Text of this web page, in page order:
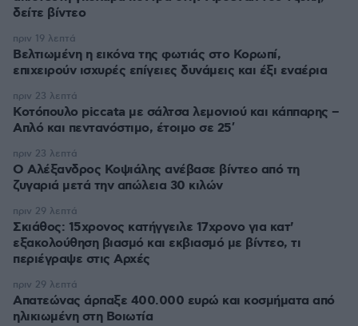
δείτε βίντεο
Βελτιωμένη η εικόνα της φωτιάς στο Κορωπί,
επιχειρούν ισχυρές επίγειες δυνάμεις και έξι εναέρια
πριν 19 λεπτά
Κοτόπουλο piccata με σάλτσα λεμονιού και κάππαρης –
Απλό και πεντανόστιμο, έτοιμο σε 25′
πριν 23 λεπτά
Ο Αλέξανδρος Κοψιάλης ανέβασε βίντεο από τη
ζυγαριά μετά την απώλεια 30 κιλών
πριν 23 λεπτά
Σκιάθος: 15χρονος κατήγγειλε 17χρονο για κατ'
εξακολούθηση βιασμό και εκβιασμό με βίντεο, τι
περιέγραψε στις Αρχές
πριν 29 λεπτά
Απατεώνας άρπαξε 400.000 ευρώ και κοσμήματα από
ηλικιωμένη στη Βοιωτία
πριν 29 λεπτά